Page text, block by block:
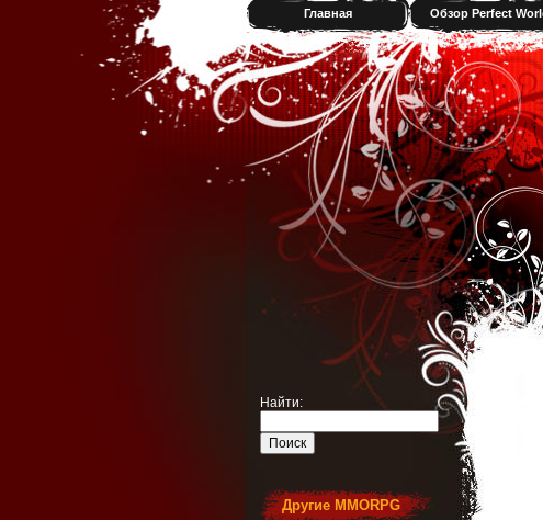
Главная Обзор Perfect
Найти:
Другие MMORPG